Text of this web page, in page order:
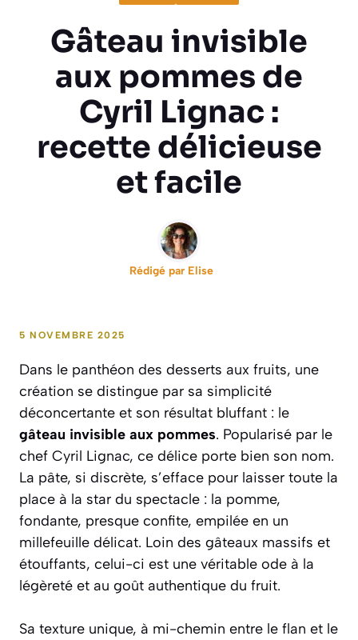
Gâteau invisible
aux pommes de
Cyril Lignac :
recette délicieuse
et facile
Rédigé par Elise
5 NOVEMBRE 2025
Dans le panthéon des desserts aux fruits, une
création se distingue par sa simplicité
déconcertante et son résultat bluffant : le
gâteau invisible aux pommes. Popularisé par le
chef Cyril Lignac, ce délice porte bien son nom.
La pâte, si discrète, s’efface pour laisser toute la
place à la star du spectacle : la pomme,
fondante, presque confite, empilée en un
millefeuille délicat. Loin des gâteaux massifs et
étouffants, celui-ci est une véritable ode à la
légèreté et au goût authentique du fruit.
Sa texture unique, à mi-chemin entre le flan et le